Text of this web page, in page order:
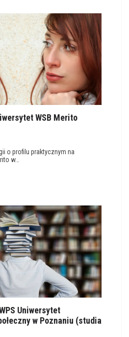
WSB Merito
o profilu praktycznym na
w…
Uniwersytet
w Poznaniu (studia